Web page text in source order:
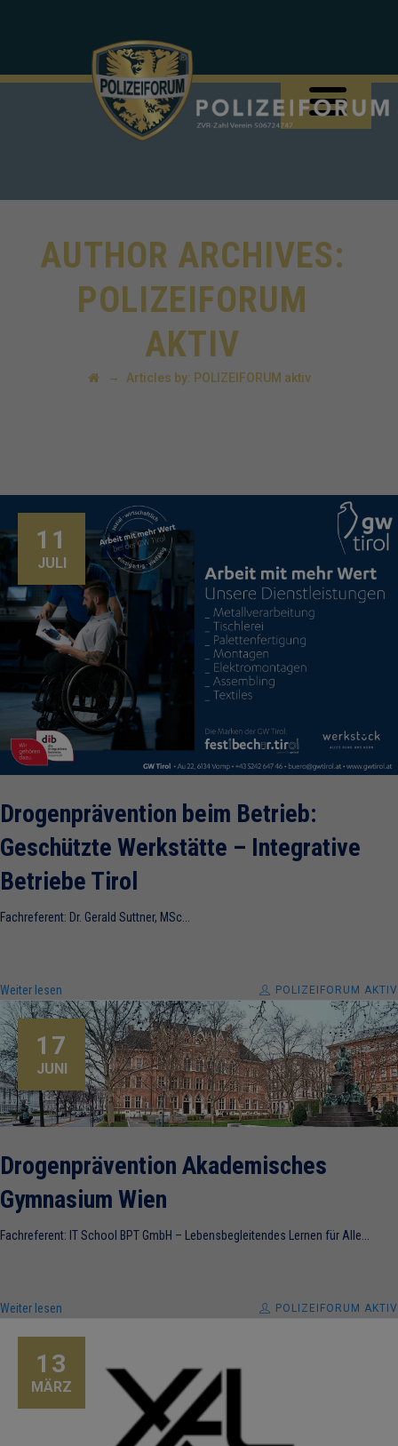
AUTHOR ARCHIVES:
POLIZEIFORUM
AKTIV
→ Articles by: POLIZEIFORUM aktiv
11
JULI
Drogenprävention beim Betrieb:
Geschützte Werkstätte – Integrative
Betriebe Tirol
Fachreferent: Dr. Gerald Suttner, MSc...
Weiter lesen POLIZEIFORUM AKTIV
17
JUNI
Drogenprävention Akademisches
Gymnasium Wien
Fachreferent: IT School BPT GmbH – Lebensbegleitendes Lernen für Alle...
Weiter lesen POLIZEIFORUM AKTIV
13
MÄRZ